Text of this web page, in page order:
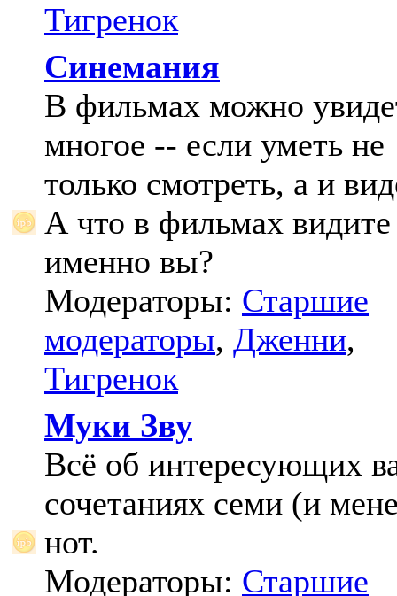
Тигренок
Синемания
В фильмах можно
многое -- если уметь не
только смотреть, а и
А что в фильмах видите
именно вы?
Модераторы: Старшие
модераторы, Дженни,
Тигренок
Муки Зву
Всё об интересующих
сочетаниях семи (и
нот.
Модераторы: Старшие